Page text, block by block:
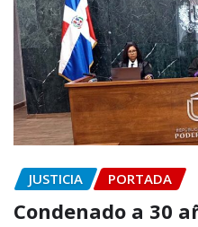
JUSTICIA PORTADA
Condenado a 30